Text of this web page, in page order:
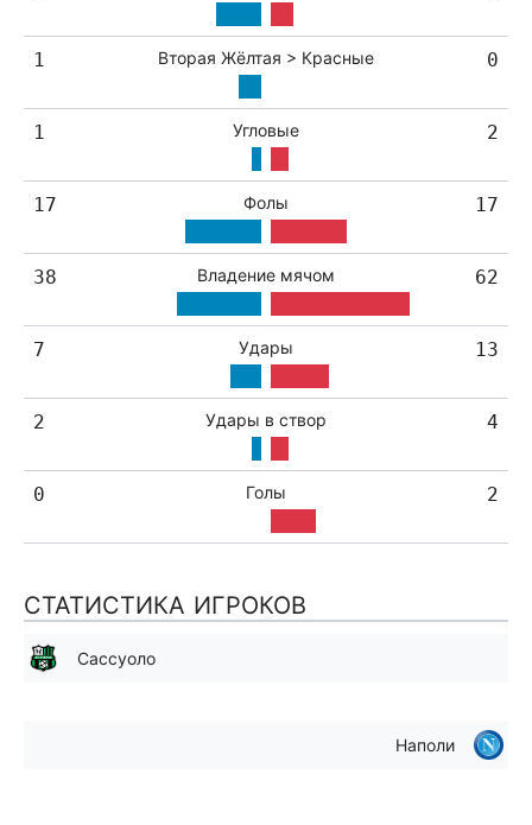
1 Вторая Жёлтая > Красные 0
1 Угловые 2
17 Фолы 17
38 Владение мячом 62
7 Удары 13
2 Удары в створ 4
0 Голы 2
СТАТИСТИКА ИГРОКОВ
Сассуоло
Наполи